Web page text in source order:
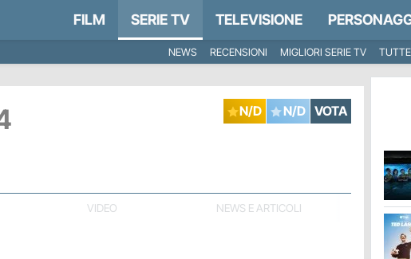
FILM SERIE TV TELEVISIONE
NEWS RECENSIONI MIGLIORI SERIE TV
N/D N/D VOTA
VIDEO NEWS E ARTICOLI